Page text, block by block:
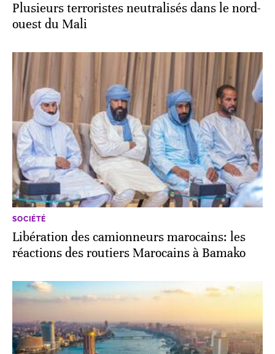
Plusieurs terroristes neutralisés dans le nord-
ouest du Mali
SOCIÉTÉ
Libération des camionneurs marocains: les
réactions des routiers Marocains à Bamako